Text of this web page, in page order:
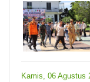
Kamis, 06 Agustus